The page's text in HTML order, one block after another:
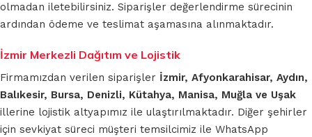
olmadan iletebilirsiniz. Siparişler değerlendirme sürecinin
ardından ödeme ve teslimat aşamasına alınmaktadır.
İzmir Merkezli Dağıtım ve Lojistik
Firmamızdan verilen siparişler İzmir, Afyonkarahisar, Aydın,
Balıkesir, Bursa, Denizli, Kütahya, Manisa, Muğla ve Uşak
illerine lojistik altyapımız ile ulaştırılmaktadır. Diğer şehirler
için sevkiyat süreci müşteri temsilcimiz ile WhatsApp